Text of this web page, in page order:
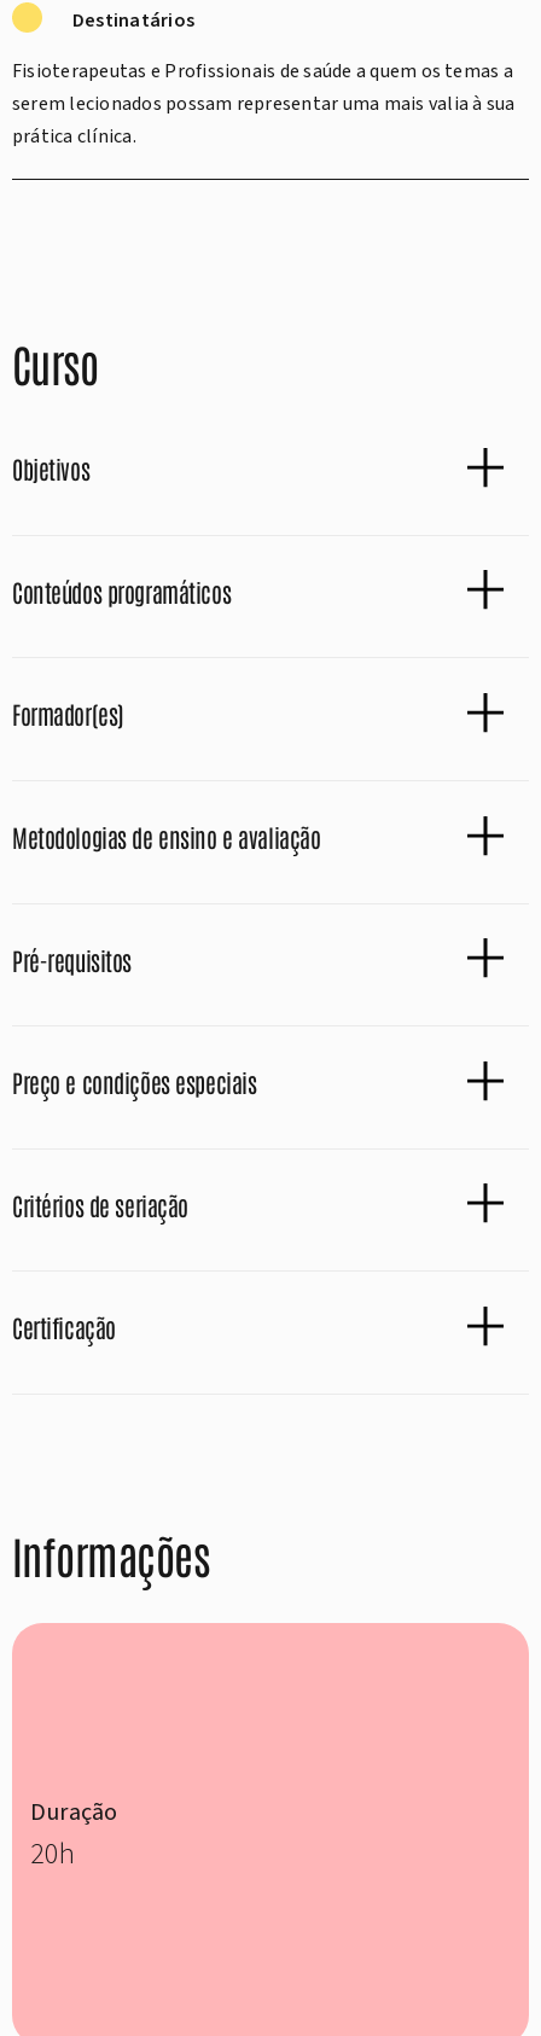
Destinatários
Fisioterapeutas e Profissionais de saúde a quem os temas a
serem lecionados possam representar uma mais valia à sua
prática clínica.
Curso
Objetivos
Conteúdos programáticos
Formador(es)
Metodologias de ensino e avaliação
Pré-requisitos
Preço e condições especiais
Critérios de seriação
Certificação
Informações
Duração
20h